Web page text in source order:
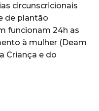
circunscricionais
de plantão
funcionam 24h as
à mulher (Deam
Criança e do